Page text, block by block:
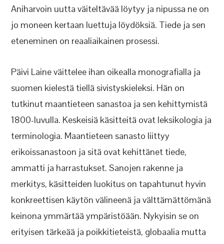
Aniharvoin uutta väiteltävää löytyy ja nipussa ne on
jo moneen kertaan luettuja löydöksiä. Tiede ja sen
eteneminen on reaaliaikainen prosessi.
Päivi Laine väittelee ihan oikealla monografialla ja
suomen kielestä tiellä sivistyskieleksi. Hän on
tutkinut maantieteen sanastoa ja sen kehittymistä
1800-luvulla. Keskeisiä käsitteitä ovat leksikologia ja
terminologia. Maantieteen sanasto liittyy
erikoissanastoon ja sitä ovat kehittänet tiede,
ammatti ja harrastukset. Sanojen rakenne ja
merkitys, käsitteiden luokitus on tapahtunut hyvin
konkreettisen käytön välineenä ja välttämättömänä
keinona ymmärtää ympäristöään. Nykyisin se on
erityisen tärkeää ja poikkitieteistä, globaalia mutta